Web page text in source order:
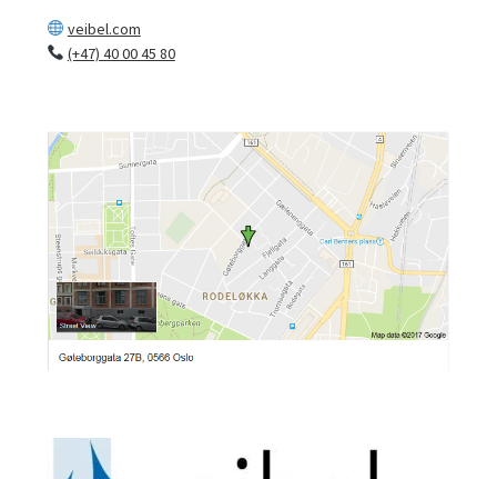
veibel.com
(+47) 40 00 45 80